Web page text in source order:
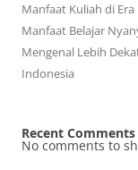
Manfaat Kuliah di
Manfaat Belajar
Mengenal Lebih
Indonesia
Recent Comments
No comments to